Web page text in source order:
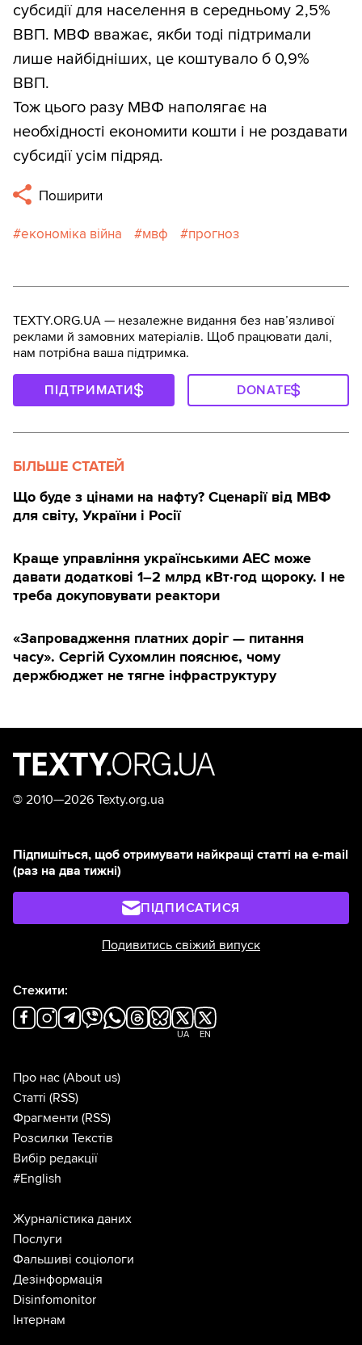
субсидії для населення в середньому 2,5%
ВВП. МВФ вважає, якби тоді підтримали
лише найбідніших, це коштувало б 0,9%
ВВП.
Тож цього разу МВФ наполягає на
необхідності економити кошти і не роздавати
субсидії усім підряд.
Поширити
економіка війна мвф прогноз
TEXTY.ORG.UA — незалежне видання без навʼязливої
реклами й замовних матеріалів. Щоб працювати далі,
нам потрібна ваша підтримка.
ПІДТРИМАТИ DONATE
БІЛЬШЕ СТАТЕЙ
Що буде з цінами на нафту? Сценарії від МВФ
для світу, України і Росії
Краще управління українськими АЕС може
давати додаткові 1–2 млрд кВт·год щороку. І не
треба докуповувати реактори
«Запровадження платних доріг — питання
часу». Сергій Сухомлин пояснює, чому
держбюджет не тягне інфраструктуру
© 2010—2026 Texty.org.ua
Підпишіться, щоб отримувати найкращі статті на e-mail
(раз на два тижні)
ПІДПИСАТИСЯ
Подивитись свіжий випуск
Стежити:
UA EN
Про нас (About us)
Статті (RSS)
Фрагменти (RSS)
Розсилки Текстів
Вибір редакції
#English
Журналістика даних
Послуги
Фальшиві соціологи
Дезінформація
Disinfomonitor
Інтернам